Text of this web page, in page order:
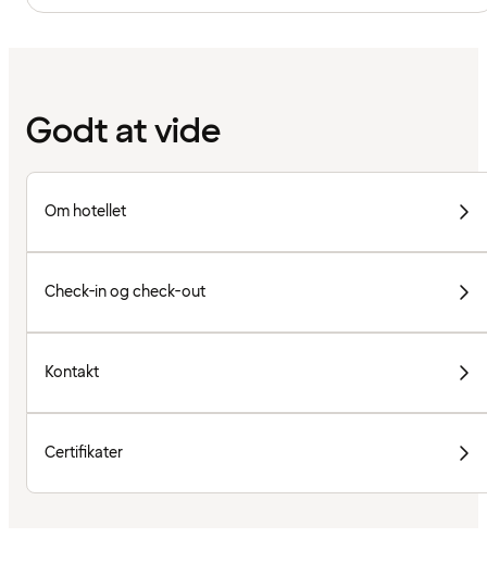
Godt at vide
Om hotellet
Check-in og check-out
Kontakt
Certifikater